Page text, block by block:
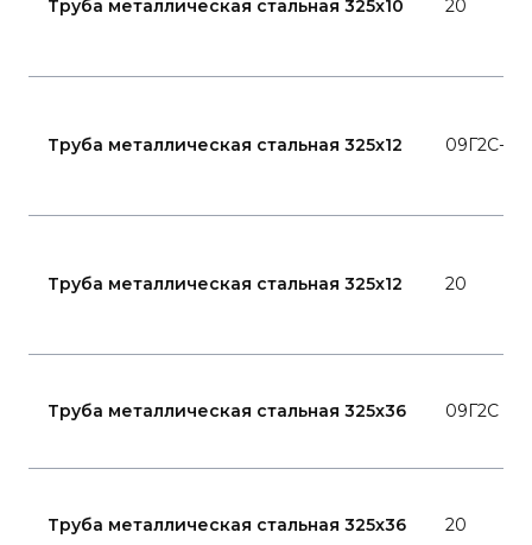
Труба металлическая стальная 325x10 20
Труба металлическая стальная 325x12 09Г2С-15
Труба металлическая стальная 325x12 20
Труба металлическая стальная 325x36 09Г2С
Труба металлическая стальная 325x36 20